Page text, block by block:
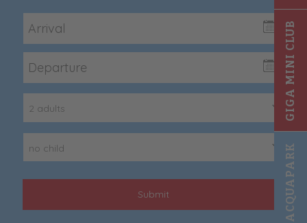
ACQUAPARK
GIGA MINI CLUB
2 adults
no child
Submit